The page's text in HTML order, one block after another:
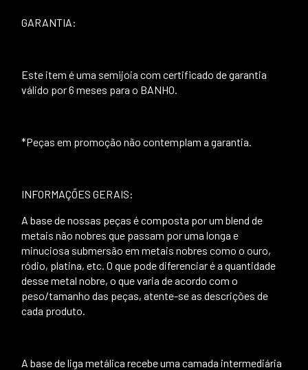
GARANTIA:
Este item é uma semijoia com certificado de garantia
válido por 6 meses para o BANHO.
*Peças em promoção não contemplam a garantia.
INFORMAÇÕES GERAIS:
A base de nossas peças é composta por um blend de
metais não nobres que passam por uma longa e
minuciosa submersão em metais nobres como o ouro,
ródio, platina, etc. O que pode diferenciar é a quantidade
desse metal nobre, o que varia de acordo com o
peso/tamanho das peças, atente-se as descrições de
cada produto.
A base de liga metálica recebe uma camada intermediária